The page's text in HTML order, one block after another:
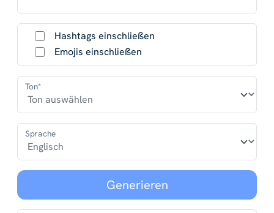
Hashtags einschließen
Emojis einschließen
Ton*
Sprache
Generieren